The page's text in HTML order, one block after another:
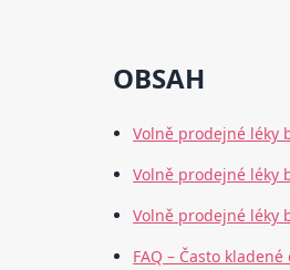
OBSAH
Volně prodejné léky
Volně prodejné léky
Volně prodejné léky
FAQ – Často kladené